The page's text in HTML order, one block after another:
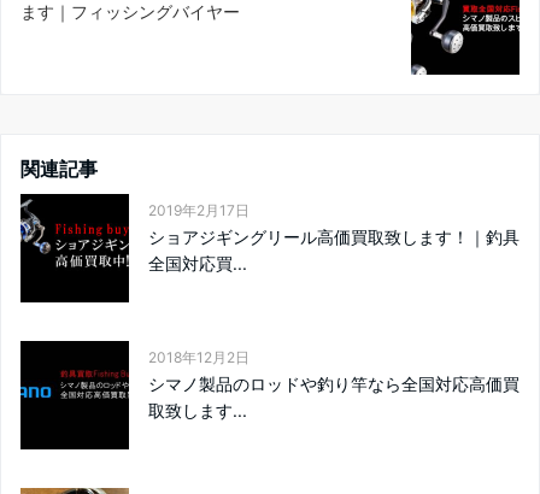
ます｜フィッシングバイヤー
関連記事
2019年2月17日
ショアジギングリール高価買取致します！｜釣具
全国対応買...
2018年12月2日
シマノ製品のロッドや釣り竿なら全国対応高価買
取致します...